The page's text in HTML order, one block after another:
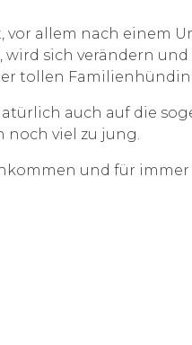
vor allem nach einem
wird sich verändern
tollen Familienhündin
auch auf die
noch viel zu jung.
und für